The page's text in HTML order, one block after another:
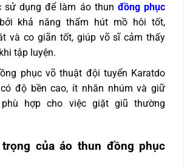
sử dụng để làm áo thunđồng phục
khả năng thấm hút mồ hôi tốt,
và co giãn tốt, giúp võ sĩ cảm thấy
tập luyện.
phục võ thuật đội tuyển Karatdo
độ bền cao, ít nhăn nhúm và giữ
hợp cho việc giặt giũ thường
của áo thun đồng phục